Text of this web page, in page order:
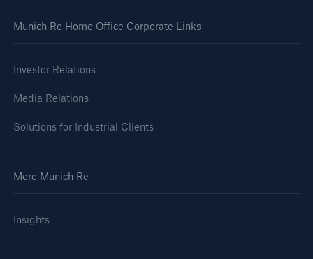
Munich Re Home Office Corporate Links
Investor Relations
Media Relations
Solutions for Industrial Clients
More Munich Re
Insights